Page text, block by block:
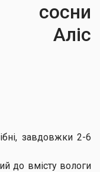
сосни
Аліс
завдовжки 2-6
до вмісту вологи